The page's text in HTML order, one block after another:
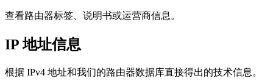
查看路由器标签、说明书或运营商信息。
IP 地址信息
根据 IPv4 地址和我们的路由器数据库直接得出的技术信息。